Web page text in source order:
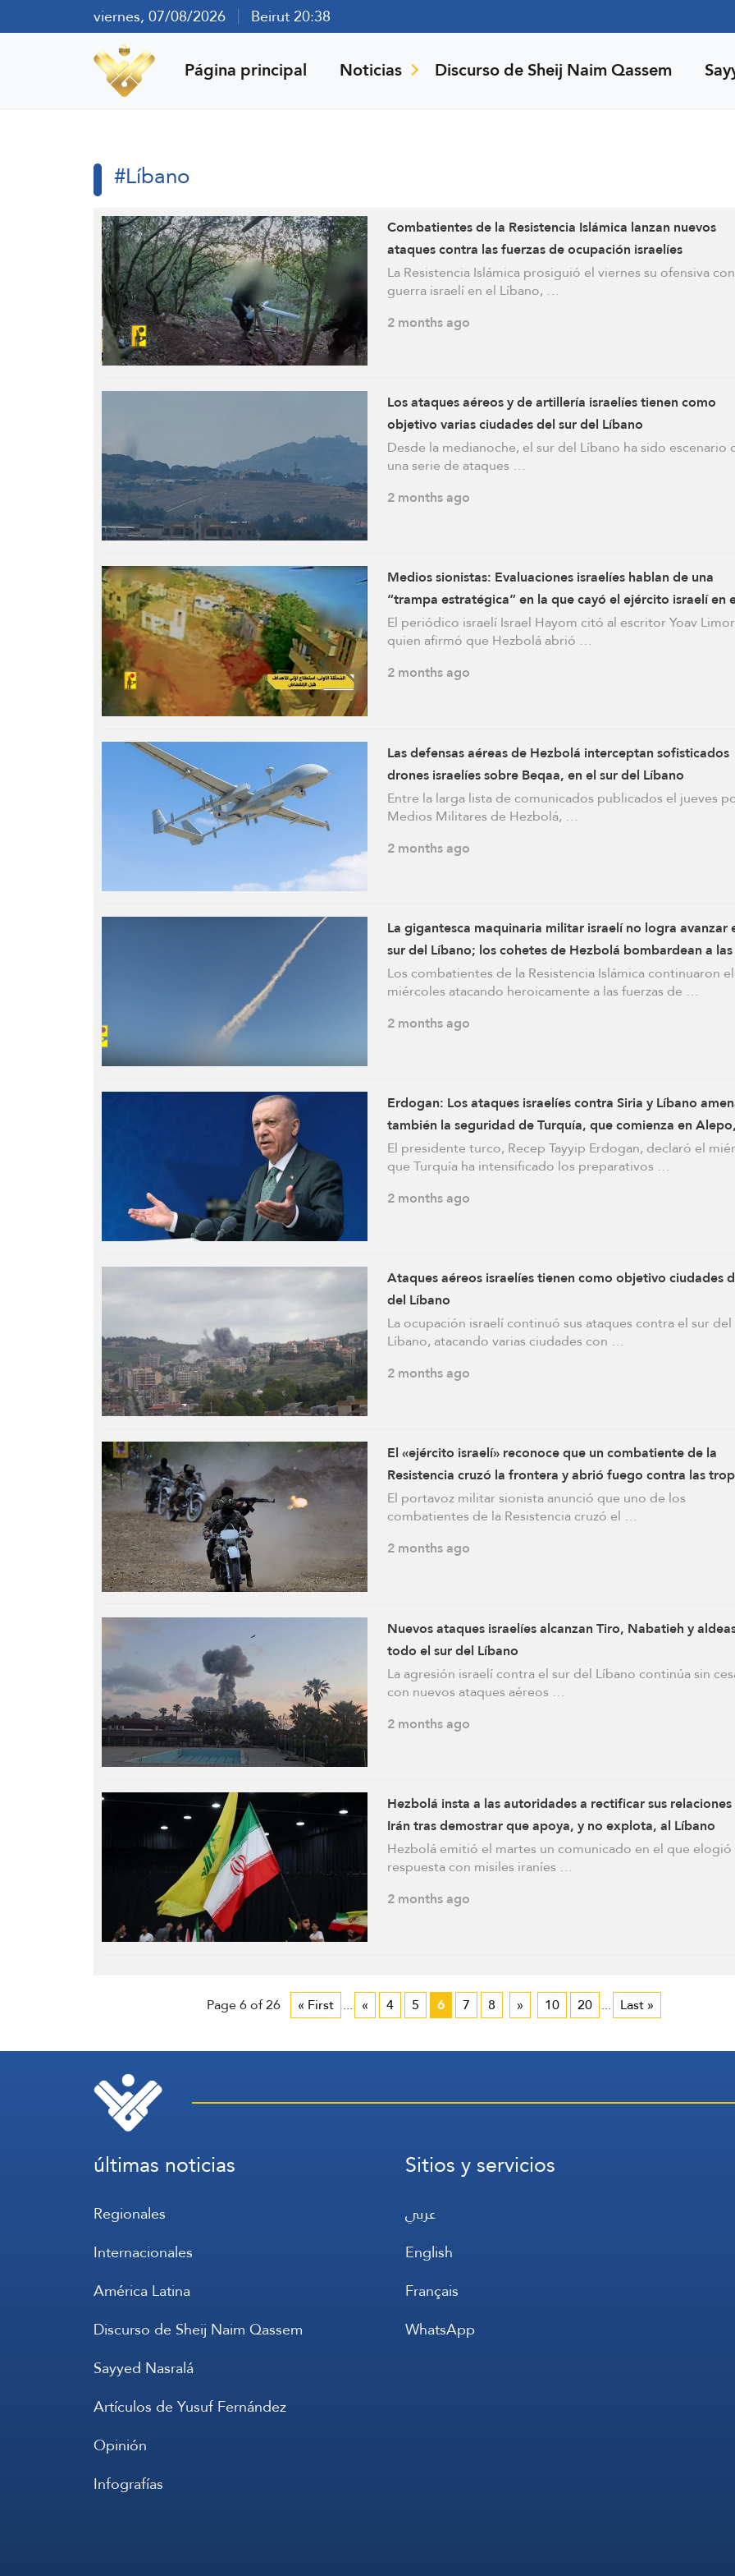
viernes, 07/08/2026 Beirut 20:38
Página principal Noticias Discurso de Sheij Naim Qassem
#Líbano
Combatientes de la Resistencia Islámica lanzan nuevos
ataques contra las fuerzas de ocupación israelíes
La Resistencia Islámica prosiguió el viernes su ofensiva
guerra israelí en el Líbano, …
2 months ago
Los ataques aéreos y de artillería israelíes tienen como
objetivo varias ciudades del sur del Líbano
Desde la medianoche, el sur del Líbano ha sido escenario
una serie de ataques …
2 months ago
Medios sionistas: Evaluaciones israelíes hablan de una
“trampa estratégica” en la que cayó el ejército israelí en
del Líbano
El periódico israelí Israel Hayom citó al escritor Yoav
quien afirmó que Hezbolá abrió …
2 months ago
Las defensas aéreas de Hezbolá interceptan sofisticados
drones israelíes sobre Beqaa, en el sur del Líbano
Entre la larga lista de comunicados publicados el jueves
Medios Militares de Hezbolá, …
2 months ago
La gigantesca maquinaria militar israelí no logra avanzar
sur del Líbano; los cohetes de Hezbolá bombardean a las
fuerzas de ocupación
Los combatientes de la Resistencia Islámica continuaron el
miércoles atacando heroicamente a las fuerzas de …
2 months ago
Erdogan: Los ataques israelíes contra Siria y Líbano
también la seguridad de Turquía, que comienza en Alepo,
Damasco y Beirut
El presidente turco, Recep Tayyip Erdogan, declaró el
que Turquía ha intensificado los preparativos …
2 months ago
Ataques aéreos israelíes tienen como objetivo ciudades
del Líbano
La ocupación israelí continuó sus ataques contra el sur del
Líbano, atacando varias ciudades con …
2 months ago
El «ejército israelí» reconoce que un combatiente de la
Resistencia cruzó la frontera y abrió fuego contra las
El portavoz militar sionista anunció que uno de los
combatientes de la Resistencia cruzó el …
2 months ago
Nuevos ataques israelíes alcanzan Tiro, Nabatieh y
todo el sur del Líbano
La agresión israelí contra el sur del Líbano continúa sin
con nuevos ataques aéreos …
2 months ago
Hezbolá insta a las autoridades a rectificar sus
Irán tras demostrar que apoya, y no explota, al Líbano
Hezbolá emitió el martes un comunicado en el que elogió
respuesta con misiles iraníes …
2 months ago
Page 6 of 26 « First ... « 4 5 6 7 8 » 10 20 ... Last »
últimas noticias
Regionales
Internacionales
América Latina
Discurso de Sheij Naim Qassem
Sayyed Nasralá
Artículos de Yusuf Fernández
Opinión
Infografías
Sitios y servicios
عربي
English
Français
WhatsApp